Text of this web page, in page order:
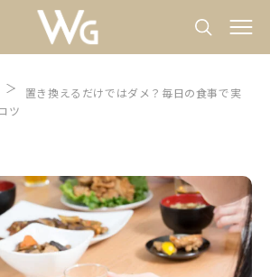
置き換えるだけではダメ？毎日の食事で実
ツ